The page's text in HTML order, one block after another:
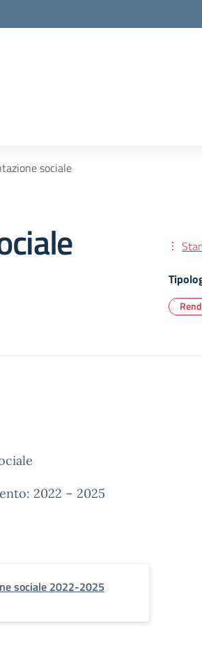
sociale
2022 – 2025
sociale 2022-2025